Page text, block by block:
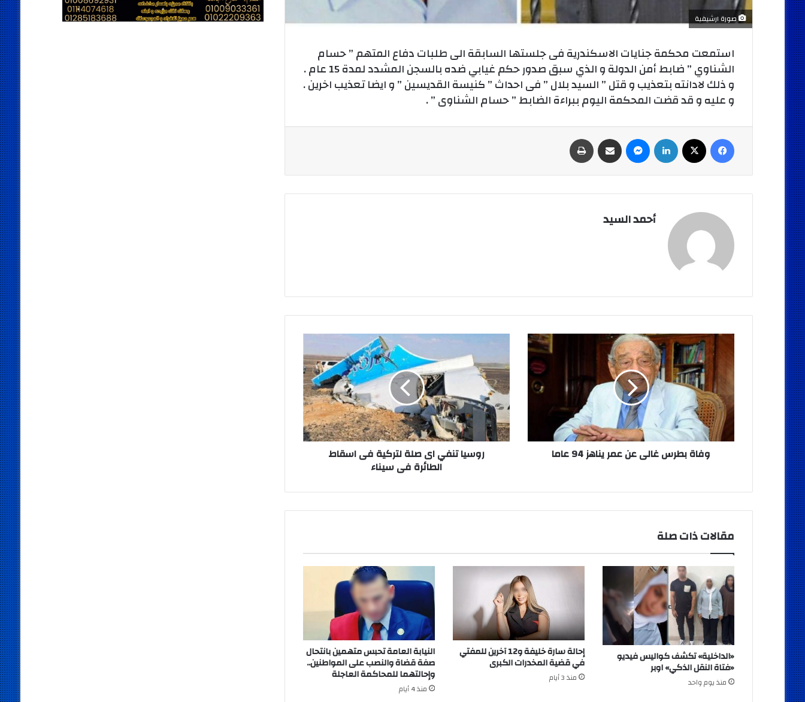
صورة ارشيفية
استمعت محكمة جنايات الاسكندرية فى جلستها السابقة الى طلبات دفاع المتهم ” حسام
الشناوي ” ضابط أمن الدولة و الذي سبق صدور حكم غيابي ضده بالسجن المشدد لمدة 15 عام .
و ذلك لادانته بتعذيب و قتل ” السيد بلال ” فى احداث ” كنيسة القديسين ” و ايضا تعذيب اخرين .
و عليه و قد قضت المحكمة اليوم ببراءة الضابط ” حسام الشناوى ” .
فيسبوك لينكدإن ماسنجر مشاركة عبر البريد
أحمد السيد
وفاة
بطرس
يناهز
94
عاما
وفاة بطرس غالى عن عمر يناهز 94 عاما
روسيا
اى
صلة
لتركية
فى
اسقاط
الطائرة
فى
روسيا تنفي اى صلة لتركية فى اسقاط
الطائرة فى سيناء
مقالات ذات صلة
«الداخلية» تكشف كواليس فيديو
«فتاة النقل الذكي» اوبر
منذ يوم واحد
إحالة سارة خليفة و12 آخرين للمفتي
في قضية المخدرات الكبرى
منذ 3 أيام
النيابة العامة تحبس متهمين بانتحال
صفة قضاة والنصب على المواطنين..
وإحالتهما للمحاكمة العاجلة
منذ 4 أيام